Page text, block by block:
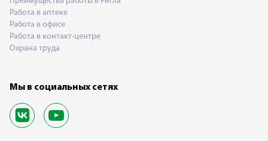
Работа в аптеке
Работа в офисе
Работа в контакт-центре
Охрана труда
Мы в социальных сетях